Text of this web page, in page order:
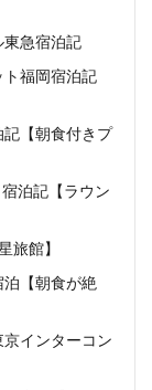
東急宿泊記
ト福岡宿泊記
記【朝食付きプ
泊記【ラウン
旅館】
泊【朝食が絶
京インターコン